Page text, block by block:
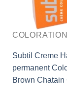
Subtil Creme
permanent
Brown Chatain